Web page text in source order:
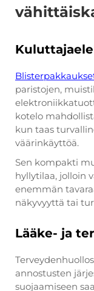
paristojen,
kotelo
kun taas
väärinkäyttöä.
Sen kompakti
hyllytilaa, jolloin
enemmän
näkyvyyttä tai
Lääke- ja
annostusten
suojaamiseen